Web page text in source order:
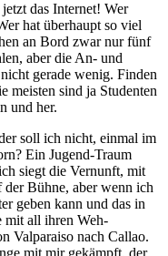
das Internet! Wer
hat überhaupt so viel
an Bord zwar nur fünf
aber die An- und
gerade wenig. Finden
meisten sind ja Studenten
und her.
soll ich nicht, einmal im
Ein Jugend-Traum
siegt die Vernunft, mit
der Bühne, aber wenn ich
geben kann und das in
mit all ihren Weh-
Valparaiso nach Callao.